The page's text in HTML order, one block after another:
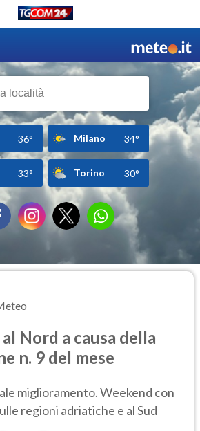
36° Milano 34°
33° Torino 30°
Nord a causa della
n. 9 del mese
miglioramento. Weekend con
regioni adriatiche e al Sud